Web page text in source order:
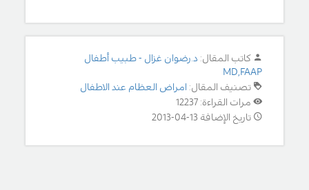
كاتب المقال: د.رضوان غزال - طبيب أطفال
MD,FAAP
تصنيف المقال: امراض العظام عند الاطفال
مرات القراءة: 12237
تاريخ الإضافة 13-04-2013